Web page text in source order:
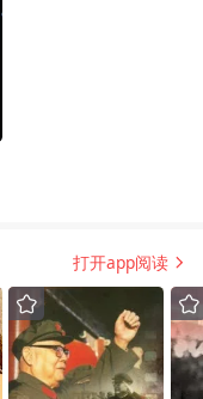
打开app阅读